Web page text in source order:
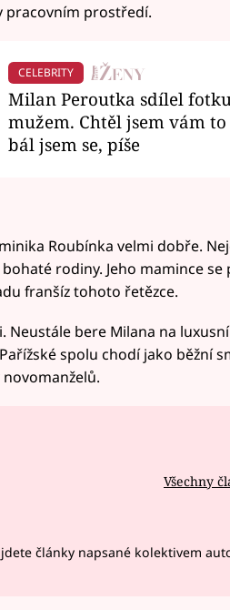
pracovním prostředí.
CELEBRITY
Milan Peroutka sdílel
mužem. Chtěl jsem vám
bál jsem se, píše
Roubínka velmi dobře.
rodiny. Jeho mamince se
franšíz tohoto řetězce.
Neustále bere Milana na
spolu chodí jako běžní
Všechny
články napsané kolektivem